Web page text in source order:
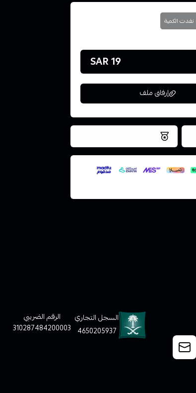
19 SAR
إرفاق ملف
نتميز بلجودة والتخزين الامن
السجل التجاري
4650205937
الرقم الضريبي
310287484200003